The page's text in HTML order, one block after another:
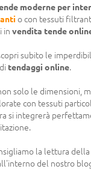
moderne per
o con tessuti
in vendita tende
subito le
tendaggi online.
solo le dimensioni,
con tessuti
si integrerà
la lettura della
del nostro